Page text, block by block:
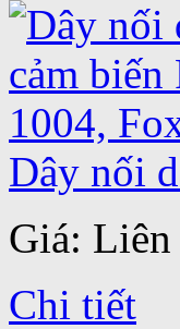
Dây nối
Giá: Liên
Chi tiết